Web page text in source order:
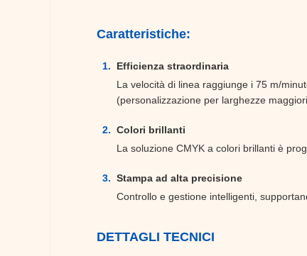
Caratteristiche:
Efficienza straordinaria
La velocità di linea raggiunge i 75 m/
(personalizzazione per larghezze
Colori brillanti
La soluzione CMYK a colori brillanti è
Stampa ad alta precisione
Controllo e gestione intelligenti,
DETTAGLI TECNICI